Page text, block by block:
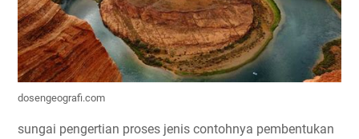
dosengeografi.com
sungai pengertian proses jenis contohnya pembentukan